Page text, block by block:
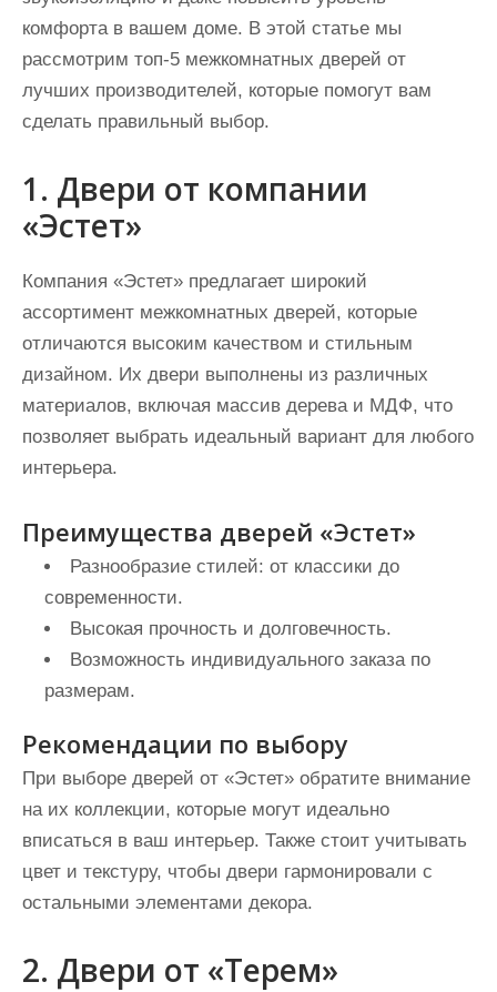
комфорта в вашем доме. В этой статье мы
рассмотрим топ-5 межкомнатных дверей от
лучших производителей, которые помогут вам
сделать правильный выбор.
1. Двери от компании
«Эстет»
Компания «Эстет» предлагает широкий
ассортимент межкомнатных дверей, которые
отличаются высоким качеством и стильным
дизайном. Их двери выполнены из различных
материалов, включая массив дерева и МДФ, что
позволяет выбрать идеальный вариант для любого
интерьера.
Преимущества дверей «Эстет»
Разнообразие стилей: от классики до
современности.
Высокая прочность и долговечность.
Возможность индивидуального заказа по
размерам.
Рекомендации по выбору
При выборе дверей от «Эстет» обратите внимание
на их коллекции, которые могут идеально
вписаться в ваш интерьер. Также стоит учитывать
цвет и текстуру, чтобы двери гармонировали с
остальными элементами декора.
2. Двери от «Терем»